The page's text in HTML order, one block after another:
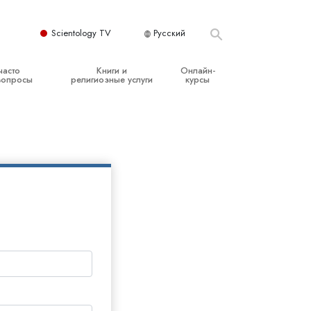
Scientology TV Русский
Книги и
религиозные услуги
Вводные лекции
Онлайн-
курсы
Компоненты понимания
Целостность и честность
Супружество
Шкала эмоциональных тонов